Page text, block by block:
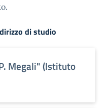
di studio
Megali" (Istituto